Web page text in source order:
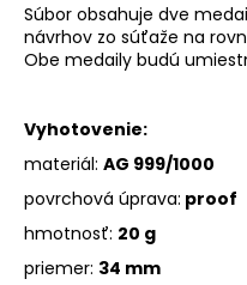
Súbor obsahuje dve
návrhov zo súťaže na
Obe medaily budú
Vyhotovenie:
materiál: AG 999/1000
povrchová úprava: proof
hmotnosť: 20 g
priemer: 34 mm